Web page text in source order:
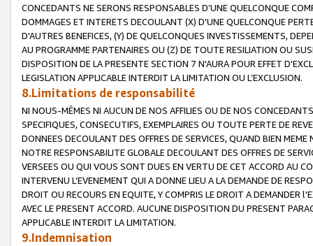
CONCEDANTS NE SERONS RESPONSABLES D’UNE QUELCONQUE
DOMMAGES ET INTERETS DECOULANT (X) D'UNE QUELCONQUE
D'AUTRES BENEFICES, (Y) DE QUELCONQUES INVESTISSEMENTS,
AU PROGRAMME PARTENAIRES OU (Z) DE TOUTE RESILIATION OU
DISPOSITION DE LA PRESENTE SECTION 7 N'AURA POUR EFFET
LEGISLATION APPLICABLE INTERDIT LA LIMITATION OU L’EXCLUSION.
8.Limitations de responsabilité
NI NOUS-MÊMES NI AUCUN DE NOS AFFILIES OU DE NOS
SPECIFIQUES, CONSECUTIFS, EXEMPLAIRES OU TOUTE PERTE DE
DONNEES DECOULANT DES OFFRES DE SERVICES, QUAND BIEN
NOTRE RESPONSABILITE GLOBALE DECOULANT DES OFFRES DE
VERSEES OU QUI VOUS SONT DUES EN VERTU DE CET ACCORD AU
INTERVENU L’EVENEMENT QUI A DONNE LIEU A LA DEMANDE DE
DROIT OU RECOURS EN EQUITE, Y COMPRIS LE DROIT A DEMANDER
AVEC LE PRESENT ACCORD. AUCUNE DISPOSITION DU PRESENT
APPLICABLE INTERDIT LA LIMITATION.
9.Indemnisation